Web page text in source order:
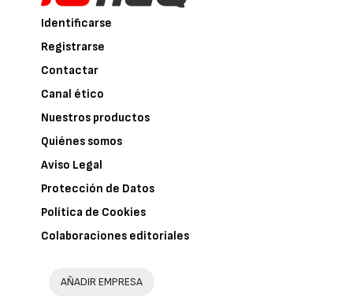
Identificarse
Registrarse
Contactar
Canal ético
Nuestros productos
Quiénes somos
Aviso Legal
Protección de Datos
Política de Cookies
Colaboraciones editoriales
AÑADIR EMPRESA